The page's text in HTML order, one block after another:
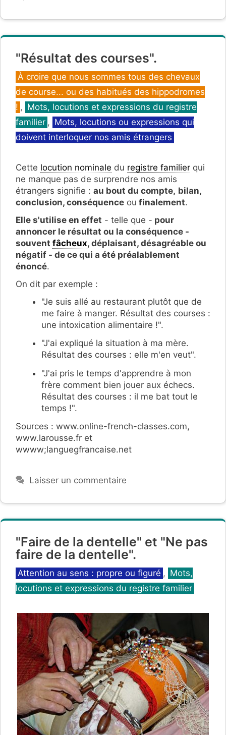
"Résultat des courses".
Catégories
À croire que nous sommes tous des chevaux
de course... ou des habitués des hippodromes
! , Mots, locutions et expressions du registre
familier , Mots, locutions ou expressions qui
doivent interloquer nos amis étrangers
Cette locution nominale du registre familier qui
ne manque pas de surprendre nos amis
étrangers signifie : au bout du compte, bilan,
conclusion, conséquence ou finalement.
Elle s'utilise en effet - telle que - pour
annoncer le résultat ou la conséquence -
souvent fâcheux, déplaisant, désagréable ou
négatif - de ce qui a été préalablement
énoncé.
On dit par exemple :
"Je suis allé au restaurant plutôt que de
me faire à manger. Résultat des courses :
une intoxication alimentaire !".
"J'ai expliqué la situation à ma mère.
Résultat des courses : elle m'en veut".
"J'ai pris le temps d'apprendre à mon
frère comment bien jouer aux échecs.
Résultat des courses : il me bat tout le
temps !".
Sources : www.online-french-classes.com,
www.larousse.fr et
wwww;languegfrancaise.net
Laisser un commentaire
"Faire de la dentelle" et "Ne pas
faire de la dentelle".
Catégories
Attention au sens : propre ou figuré , Mots,
locutions et expressions du registre familier